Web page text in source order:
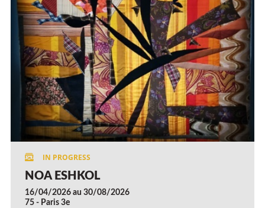
NOA ESHKOL
16/04/2026 au 30/08/2026
75 - Paris 3e